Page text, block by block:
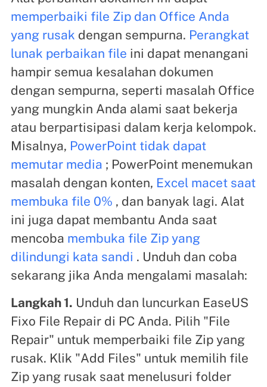
memperbaiki file Zip dan Office Anda
yang rusak dengan sempurna. Perangkat
lunak perbaikan file ini dapat menangani
hampir semua kesalahan dokumen
dengan sempurna, seperti masalah Office
yang mungkin Anda alami saat bekerja
atau berpartisipasi dalam kerja kelompok.
Misalnya, PowerPoint tidak dapat
memutar media ; PowerPoint menemukan
masalah dengan konten, Excel macet saat
membuka file 0% , dan banyak lagi. Alat
ini juga dapat membantu Anda saat
mencoba membuka file Zip yang
dilindungi kata sandi . Unduh dan coba
sekarang jika Anda mengalami masalah:
Langkah 1. Unduh dan luncurkan EaseUS
Fixo File Repair di PC Anda. Pilih "File
Repair" untuk memperbaiki file Zip yang
rusak. Klik "Add Files" untuk memilih file
Zip yang rusak saat menelusuri folder